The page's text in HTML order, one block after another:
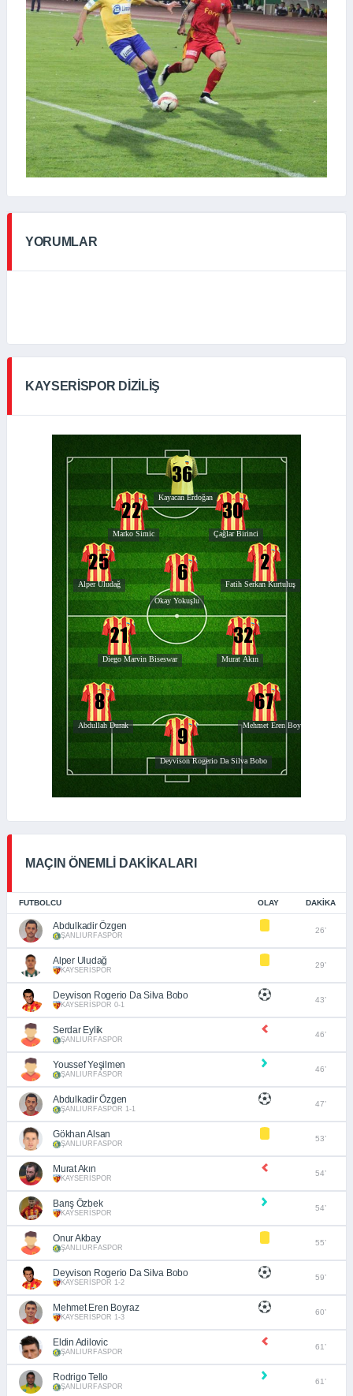
YORUMLAR
KAYSERISPOR DIZILIŞ
MAÇIN ÖNEMLİ DAKİKALARI
FUTBOLCU OLAY DAKIKA
Abdulkadir Özgen
ŞANLIURFASPOR
26’
Alper Uludağ
KAYSERİSPOR
29’
Deyvison Rogerio Da Silva Bobo
KAYSERİSPOR 0-1
43’
Serdar Eylik
ŞANLIURFASPOR
46’
Youssef Yeşilmen
ŞANLIURFASPOR
46’
Abdulkadir Özgen
ŞANLIURFASPOR 1-1
47’
Gökhan Alsan
ŞANLIURFASPOR
53’
Murat Akın
KAYSERİSPOR
54’
Barış Özbek
KAYSERİSPOR
54’
Onur Akbay
ŞANLIURFASPOR
55’
Deyvison Rogerio Da Silva Bobo
KAYSERİSPOR 1-2
59’
Mehmet Eren Boyraz
KAYSERİSPOR 1-3
60’
Eldin Adilovic
ŞANLIURFASPOR
61’
Rodrigo Tello
ŞANLIURFASPOR
61’